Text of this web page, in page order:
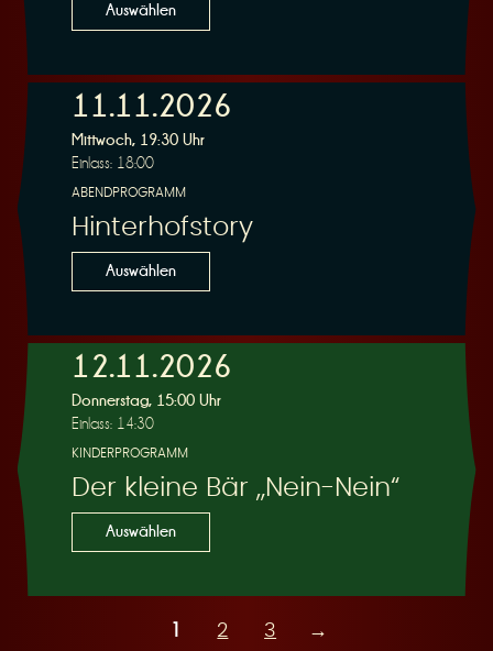
Auswählen
11.11.2026
Mittwoch, 19:30 Uhr
Einlass: 18:00
ABENDPROGRAMM
Hinterhofstory
Auswählen
12.11.2026
Donnerstag, 15:00 Uhr
Einlass: 14:30
KINDERPROGRAMM
Der kleine Bär „Nein-Nein“
Auswählen
2 3 →